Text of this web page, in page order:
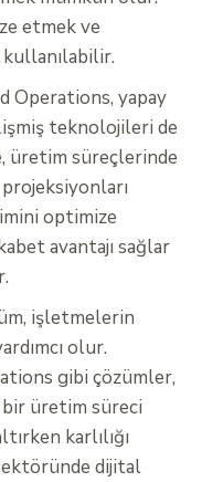
etmek ve
Operations, yapay
teknolojileri de
üretim süreçlerinde
optimize
avantajı sağlar
işletmelerin
olur.
gibi çözümler,
üretim süreci
karlılığı
dijital